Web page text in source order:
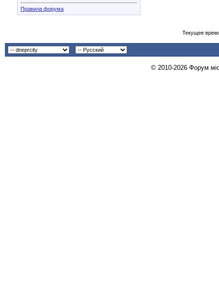
Правила форума
Текущее
© 2010-2026 Форум